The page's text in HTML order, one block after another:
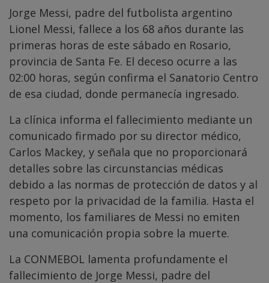
Jorge Messi, padre del futbolista argentino
Lionel Messi, fallece a los 68 años durante las
primeras horas de este sábado en Rosario,
provincia de Santa Fe. El deceso ocurre a las
02:00 horas, según confirma el Sanatorio Centro
de esa ciudad, donde permanecía ingresado.
La clínica informa el fallecimiento mediante un
comunicado firmado por su director médico,
Carlos Mackey, y señala que no proporcionará
detalles sobre las circunstancias médicas
debido a las normas de protección de datos y al
respeto por la privacidad de la familia. Hasta el
momento, los familiares de Messi no emiten
una comunicación propia sobre la muerte.
La CONMEBOL lamenta profundamente el
fallecimiento de Jorge Messi, padre del